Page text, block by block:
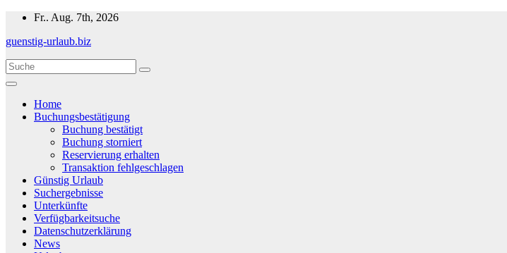
Zum
springen
Fr.. Aug. 7th, 2026
guenstig-urlaub.biz
Home
Buchungsbestätigung
Buchung bestätigt
Buchung storniert
Reservierung erhalten
Transaktion fehlgeschlagen
Günstig Urlaub
Suchergebnisse
Unterkünfte
Verfügbarkeitsuche
Datenschutzerklärung
News